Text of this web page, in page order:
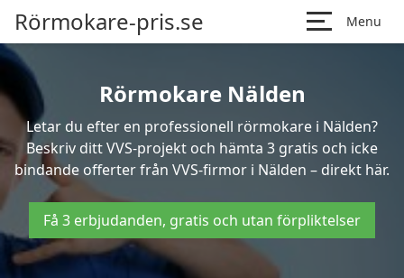
Rörmokare-pris.se Menu
Rörmokare Nälden
Letar du efter en professionell rörmokare i Nälden?
Beskriv ditt VVS-projekt och hämta 3 gratis och icke
bindande offerter från VVS-firmor i Nälden – direkt här.
Få 3 erbjudanden, gratis och utan förpliktelser